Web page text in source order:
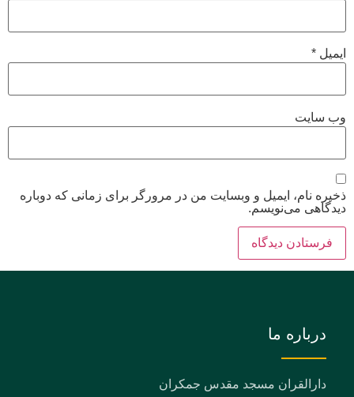
ایمیل *
وب‌ سایت
ذخیره نام، ایمیل و وبسایت من در مرورگر برای زمانی که دوباره
دیدگاهی می‌نویسم.
درباره ما
دارالقران مسجد مقدس جمکران